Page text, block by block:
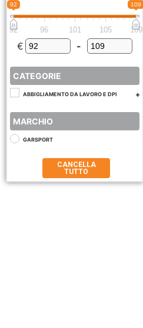
92 109
92 96 101 105 109
€ Minimum Price
-
Maximum Price
CATEGORIE
ABBIGLIAMENTO DA LAVORO E DPI
MARCHIO
GARSPORT
CANCELLA
TUTTO